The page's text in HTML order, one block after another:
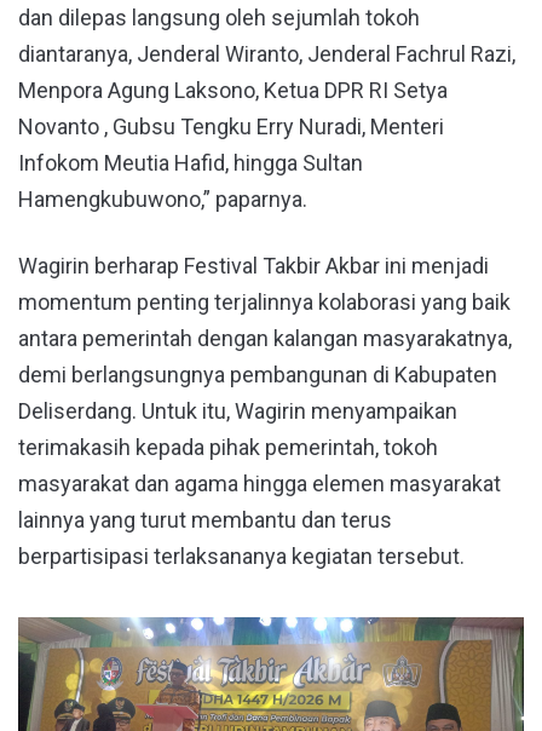
dan dilepas langsung oleh sejumlah tokoh
diantaranya, Jenderal Wiranto, Jenderal Fachrul Razi,
Menpora Agung Laksono, Ketua DPR RI Setya
Novanto , Gubsu Tengku Erry Nuradi, Menteri
Infokom Meutia Hafid, hingga Sultan
Hamengkubuwono,” paparnya.
Wagirin berharap Festival Takbir Akbar ini menjadi
momentum penting terjalinnya kolaborasi yang baik
antara pemerintah dengan kalangan masyarakatnya,
demi berlangsungnya pembangunan di Kabupaten
Deliserdang. Untuk itu, Wagirin menyampaikan
terimakasih kepada pihak pemerintah, tokoh
masyarakat dan agama hingga elemen masyarakat
lainnya yang turut membantu dan terus
berpartisipasi terlaksananya kegiatan tersebut.